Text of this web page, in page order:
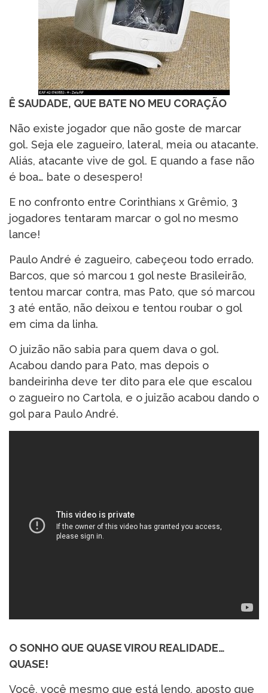
Ê SAUDADE, QUE BATE NO MEU CORAÇÃO
Não existe jogador que não goste de marcar
gol. Seja ele zagueiro, lateral, meia ou atacante.
Aliás, atacante vive de gol. E quando a fase não
é boa… bate o desespero!
E no confronto entre Corinthians x Grêmio, 3
jogadores tentaram marcar o gol no mesmo
lance!
Paulo André é zagueiro, cabeçeou todo errado.
Barcos, que só marcou 1 gol neste Brasileirão,
tentou marcar contra, mas Pato, que só marcou
3 até então, não deixou e tentou roubar o gol
em cima da linha.
O juizão não sabia para quem dava o gol.
Acabou dando para Pato, mas depois o
bandeirinha deve ter dito para ele que escalou
o zagueiro no Cartola, e o juizão acabou dando o
gol para Paulo André.
O SONHO QUE QUASE VIROU REALIDADE…
QUASE!
Você, você mesmo que está lendo, aposto que